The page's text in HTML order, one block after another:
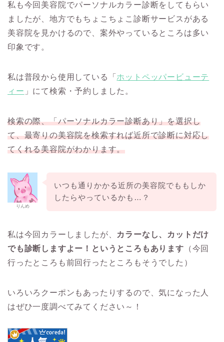
私も今回美容院でパーソナルカラー診断をしてもらい
ましたが、地方でもちょこちょこ診断サービスがある
美容院を見かけるので、案外やっているところは多い
印象です。
私は普段から使用している「 ホットペッパービューテ
ィー 」にて検索・予約しました。
検索の際、「パーソナルカラー診断あり」を選択し
て、最寄りの美容院を検索すれば近所で診断に対応し
てくれる美容院がわかります。
りんめ
いつも通りかかる近所の美容院でももしか
したらやっているかも…？
私は今回カラーしましたが、 カラーなし、カットだけ
でも診断しますよー！というところもあります （今回
行ったところも前回行ったところもそうでした）
いろいろクーポンもあったりするので、気になった人
はぜひ一度調べてみてください～！